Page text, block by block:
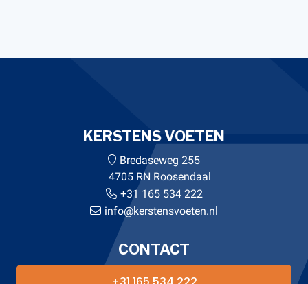
KERSTENS VOETEN
Bredaseweg 255
4705 RN Roosendaal
+31 165 534 222
info@kerstensvoeten.nl
CONTACT